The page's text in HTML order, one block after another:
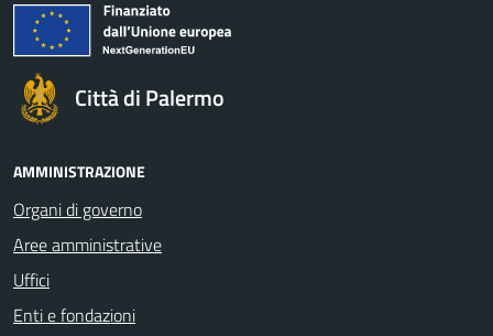
Città di Palermo
AMMINISTRAZIONE
Organi di governo
Aree amministrative
Uffici
Enti e fondazioni